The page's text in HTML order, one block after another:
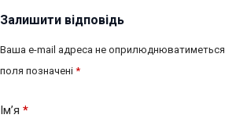
Залишити відповідь
Ваша e-mail адреса не оприлюднюватиметься.
поля позначені *
Ім’я *